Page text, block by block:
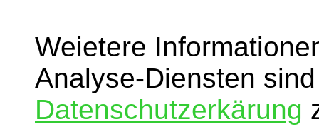
Weietere
Analyse-Diensten
Datenschutzerkärung